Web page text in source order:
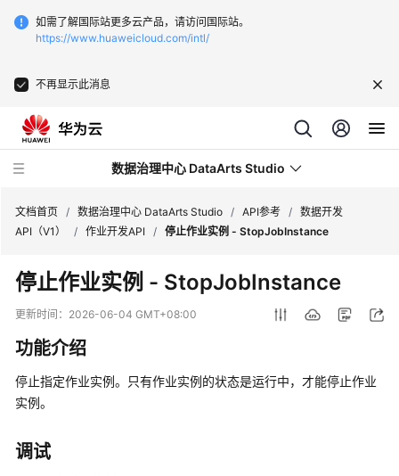
如需了解国际站更多云产品，请访问国际站。
https://www.huaweicloud.com/intl/
不再显示此消息
数据治理中心 DataArts Studio
新
动
务
公
文档首页 / 数据治理中心 DataArts Studio / API参考 / 数据开发
API（V1）
/ 作业开发API / 停止作业实例 - StopJobInstance
停止作业实例 - StopJobInstance
更新时间： 2026-06-04 GMT+08:00
功能介绍
停止指定作业实例。只有作业实例的状态是运行中，才能停止作业
实例。
调试